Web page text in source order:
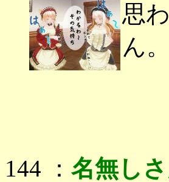
思
ん。
144 ： 名無し